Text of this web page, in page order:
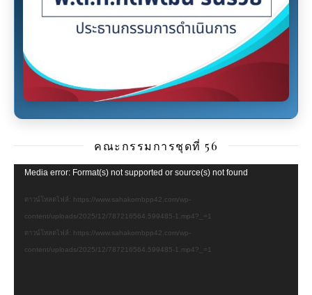
คณะกรรมการชุดที่ 56
ตัว
ไฟล์
วิดีโอ
Media error: Format(s) not supported or source(s) not found
ดาวน์โหลดไฟล์: https://www.sahakornbpp42.com/wp-
content/uploads/2025/12/787216564.599485-1.mp4?_=1
ดาวน์โหลดไฟล์: https://www.sahakornbpp42.com/wp-
content/uploads/2025/12/787216564.599485-1.mp4?_=1